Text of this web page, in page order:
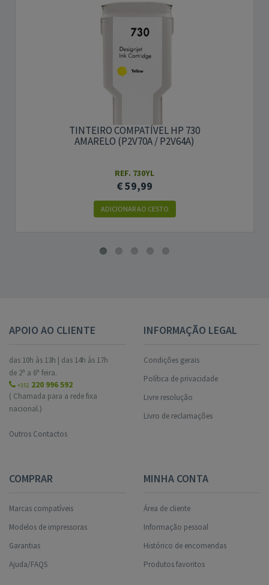
TINTEIRO COMPATÍVEL HP 730
AMARELO (P2V70A / P2V64A)
REF. 730YL
€ 59,99
ADICIONAR AO CESTO
APOIO AO CLIENTE
das 10h às 13h | das 14h às 17h
de 2ª a 6ª feira.
+351 220 996 592
( Chamada para a rede fixa
nacional.)
Outros Contactos
INFORMAÇÃO LEGAL
Condições gerais
Política de privacidade
Livre resolução
Livro de reclamações
COMPRAR
Marcas compatíveis
Modelos de impressoras
Garantias
Ajuda/FAQS
MINHA CONTA
Área de cliente
Informação pessoal
Histórico de encomendas
Produtos favoritos